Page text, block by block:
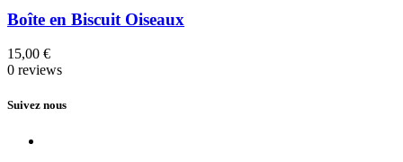
Boîte en Biscuit Oiseaux
15,00 €
0 reviews
Suivez nous